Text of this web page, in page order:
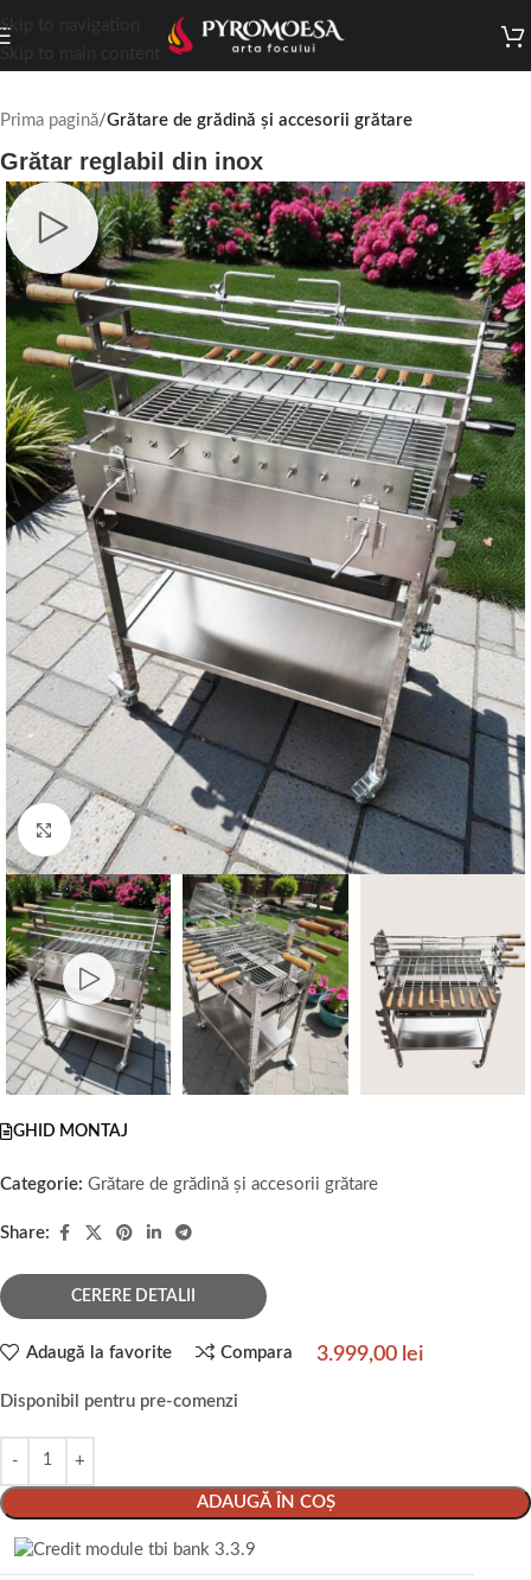
Skip to navigation
Prima pagină Grătare de grădină și accesorii grătare
Grătar reglabil din inox
Faceți click pentru a mări
GHID MONTAJ
Categorie: Grătare de grădină și accesorii grătare
Share:
CERERE DETALII
Adaugă la favorite Compara 3.999,00 lei
Disponibil pentru pre-comenzi
ADAUGĂ ÎN COȘ